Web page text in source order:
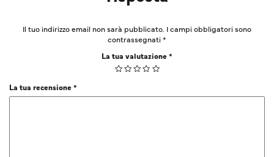
Il tuo indirizzo email non sarà pubblicato. I campi obbligatori sono
contrassegnati*
La tua valutazione*
La tua recensione*